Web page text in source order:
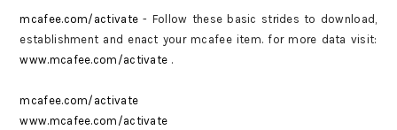
mcafee.com/activate - Follow these basic strides to download,
establishment and enact your mcafee item. for more data visit:
www.mcafee.com/activate .
mcafee.com/activate
www.mcafee.com/activate